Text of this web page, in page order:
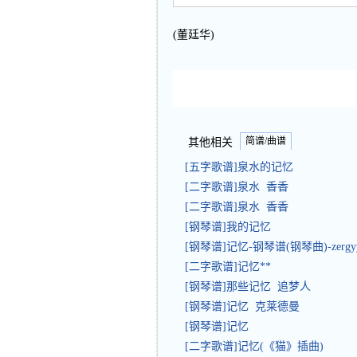
(董廷华)
其他相关 简谱/曲谱
[五字歌谱]泉水的记忆
[二字歌谱]泉水 香香
[二字歌谱]泉水 香香
[钢琴谱]我的记忆
[钢琴谱]记忆-钢琴谱(钢琴曲)-
[二字歌谱]记忆**
[钢琴谱]那些记忆 追梦人
[钢琴谱]记忆 克莱德曼
[钢琴谱]记忆
[二字歌谱]记忆(《猫》插曲)